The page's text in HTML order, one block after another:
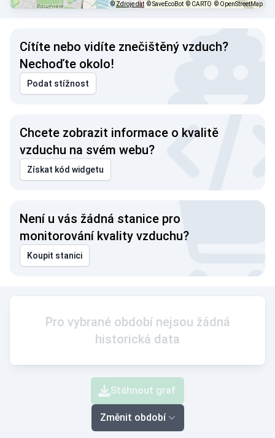
©Zdroje dat © SaveEcoBot © CARTO © OpenStreetMap
Cítíte nebo vidíte znečištěný vzduch?
Nechoďte okolo!
Podat stížnost
Chcete zobrazit informace o kvalitě
vzduchu na svém webu?
Získat kód widgetu
Není u vás žádná stanice pro
monitorování kvality vzduchu?
Koupit stanici
Pro vybrané období nejsou žádná
historická data
Stáhnout graf
Změnit období